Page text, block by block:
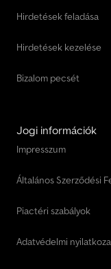
Hirdetések feladása
Hirdetések kezelése
Bizalom pecsét
Jogi információk
Impresszum
Általános Szerződési
Piactéri szabályok
Adatvédelmi